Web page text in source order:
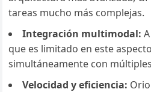
tareas mucho más complejas.
Integración multimodal:
que es limitado en este
simultáneamente con
Velocidad y eficiencia: